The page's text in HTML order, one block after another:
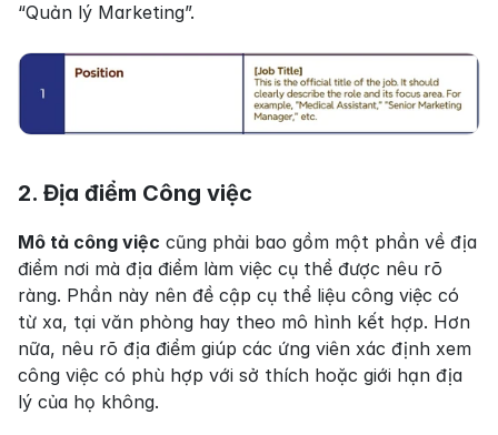
“Quản lý Marketing”.
2. Địa điểm Công việc
Mô tả công việc cũng phải bao gồm một phần về địa
điểm nơi mà địa điểm làm việc cụ thể được nêu rõ
ràng. Phần này nên đề cập cụ thể liệu công việc có
từ xa, tại văn phòng hay theo mô hình kết hợp. Hơn
nữa, nêu rõ địa điểm giúp các ứng viên xác định xem
công việc có phù hợp với sở thích hoặc giới hạn địa
lý của họ không.